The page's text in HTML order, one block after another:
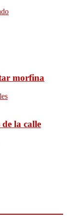
morfina
la calle